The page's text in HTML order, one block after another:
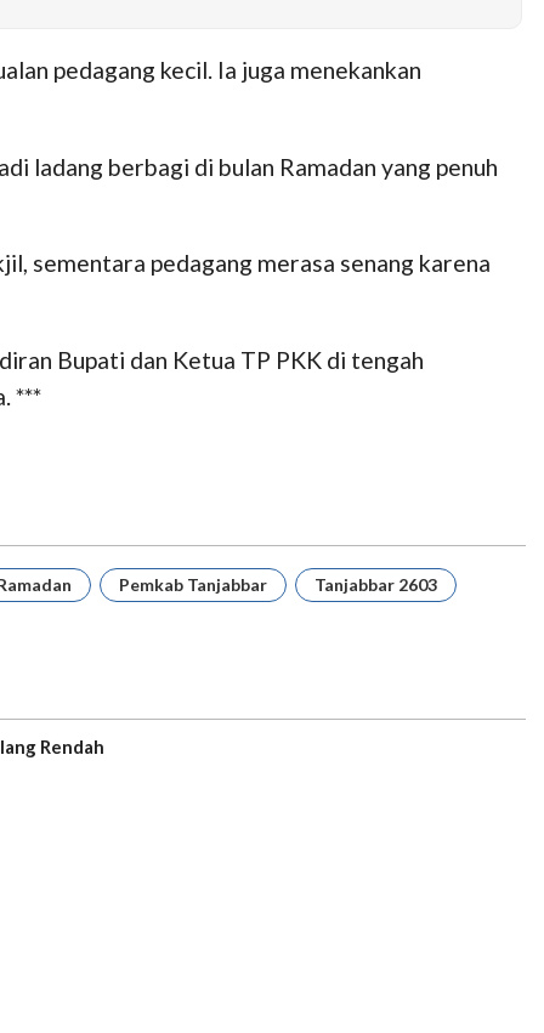
pedagang kecil. Ia juga menekankan
ladang berbagi di bulan Ramadan yang penuh
sementara pedagang merasa senang karena
Bupati dan Ketua TP PKK di tengah
***
Pemkab Tanjabbar Tanjabbar 2603
Rendah